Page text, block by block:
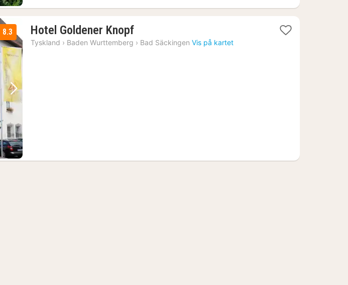
Neste bilde
8.3 Hotel Goldener Knopf1
natt
Tyskland › Baden Wurttemberg › Bad Säckingen Vis på kartet